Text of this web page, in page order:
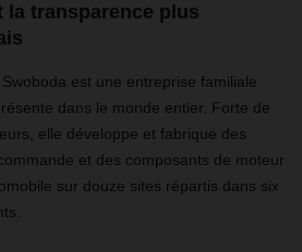
transparence plus
est une entreprise familiale
dans le monde entier. Forte de
elle développe et fabrique des
et des composants de moteur
sur douze sites répartis dans six